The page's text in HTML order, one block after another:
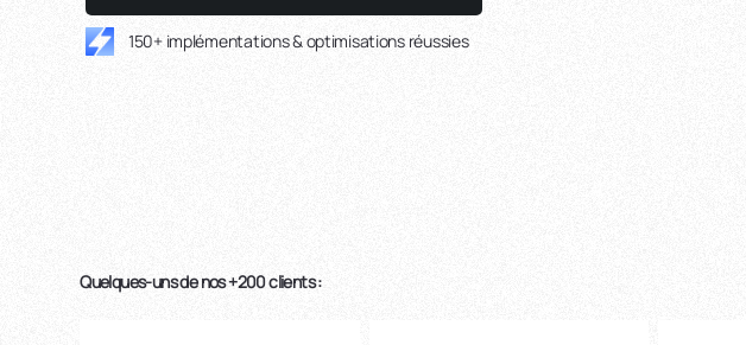
150+ implémentations & optimisations réussies
Quelques-uns de nos +200 clients :